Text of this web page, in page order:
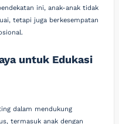
ini, anak-anak tidak
tetapi juga berkesempatan
untuk Edukasi
dalam mendukung
termasuk anak dengan